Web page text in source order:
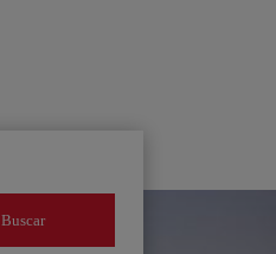
Buscar